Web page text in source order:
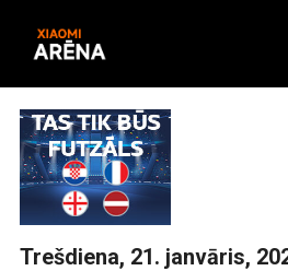
Trešdiena, 21. janvāris,